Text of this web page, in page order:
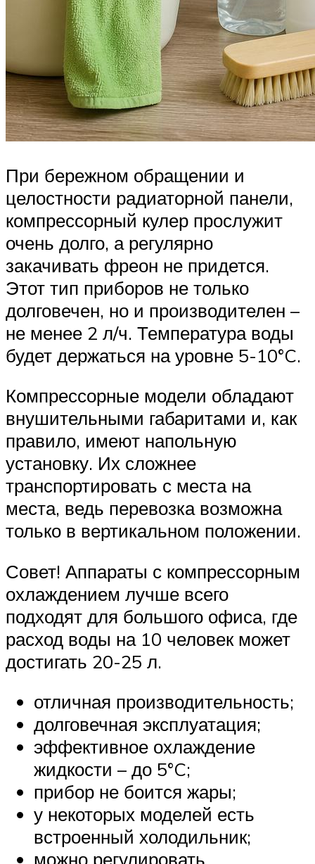
При бережном обращении и
целостности радиаторной панели,
компрессорный кулер прослужит
очень долго, а регулярно
закачивать фреон не придется.
Этот тип приборов не только
долговечен, но и производителен –
не менее 2 л/ч. Температура воды
будет держаться на уровне 5-10°C.
Компрессорные модели обладают
внушительными габаритами и, как
правило, имеют напольную
установку. Их сложнее
транспортировать с места на
места, ведь перевозка возможна
только в вертикальном положении.
Совет! Аппараты с компрессорным
охлаждением лучше всего
подходят для большого офиса, где
расход воды на 10 человек может
достигать 20-25 л.
отличная производительность;
долговечная эксплуатация;
эффективное охлаждение
жидкости – до 5°C;
прибор не боится жары;
у некоторых моделей есть
встроенный холодильник;
можно регулировать